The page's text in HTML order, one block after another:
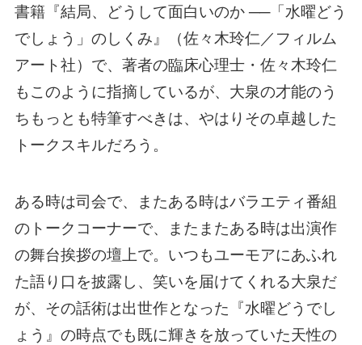
書籍『結局、どうして面白いのか ──「水曜どう
でしょう」のしくみ』（佐々木玲仁／フィルム
アート社）で、著者の臨床心理士・佐々木玲仁
もこのように指摘しているが、大泉の才能のう
ちもっとも特筆すべきは、やはりその卓越した
トークスキルだろう。
ある時は司会で、またある時はバラエティ番組
のトークコーナーで、またまたある時は出演作
の舞台挨拶の壇上で。いつもユーモアにあふれ
た語り口を披露し、笑いを届けてくれる大泉だ
が、その話術は出世作となった『水曜どうでし
ょう』の時点でも既に輝きを放っていた天性の